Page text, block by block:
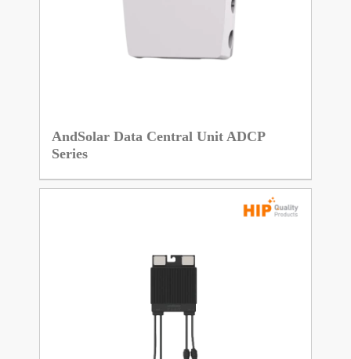
AndSolar Data Central Unit ADCP
Series